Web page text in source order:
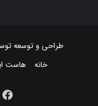
طراحی و توسعه
خانه
هاست